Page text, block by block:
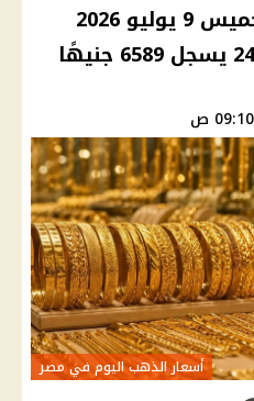
أسعار الذهب اليوم الخميس 9 يوليو 2026
أسعار الذهب اليوم في مصر